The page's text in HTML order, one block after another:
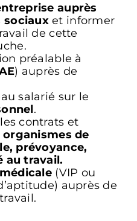
auprès
sociauxet informer
de cette
préalable à
) auprès de
salarié sur le
.
contrats et
de
prévoyance,
au travail.
(VIP ou
auprès de